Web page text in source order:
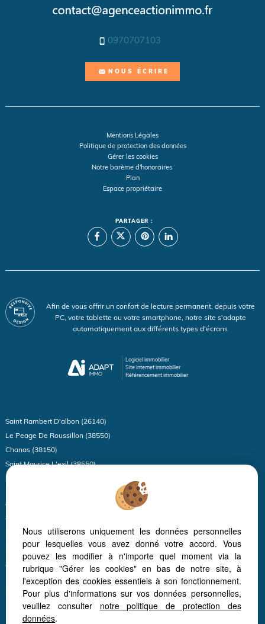
0970707103
NOUS ÉCRIRE
Mentions Légales
Politique de protection des données
Gérer les cookies
Notre barème d'honoraires
Plan
Espace propriétaire
PARTAGER :
Afin de vous offrir un confort de lecture permanent, depuis votre
PC, votre tablette ou votre smartphone, notre site s'adapte
automatiquement aux différents types d'écrans
Logiciel immobilier
Site internet immobilier
Référencement immobilier
Saint Rambert D'albon (26140)
Le Peage De Roussillon (38550)
Chanas (38150)
Saint Maurice L'exil (38550)
Sonnay (38150)
Vienne (38200)
Thodure (38260)
Serrieres (07340)
Sablons (38550)
Annonay (07100)
Moissieu Sur Dolon (38270)
Saint Vallier (26240)
Davezieux (07430)
Izeron (38160)
Nous utiliserons uniquement les données personnelles
pour lesquelles vous avez donné votre accord. Vous
pouvez les modifier à n'importe quel moment via la
rubrique "Gérer les cookies" en bas de notre site, à
l'exception des cookies essentiels à son fonctionnement.
Pour plus d'informations sur vos données personnelles,
veuillez consulter notre politique de protection des
données.